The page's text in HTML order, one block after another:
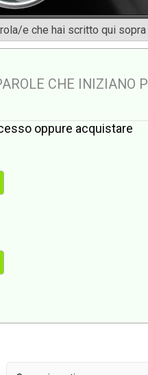
e che hai scritto qui sopra
CHE INIZIANO
oppure acquistare